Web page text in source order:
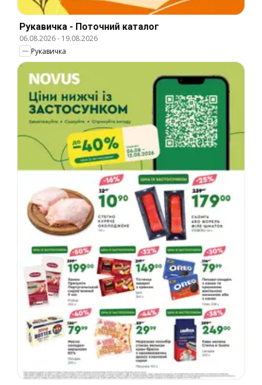
Рукавичка - Поточний каталог
06.08.2026- 19.08.2026
Рукавичка